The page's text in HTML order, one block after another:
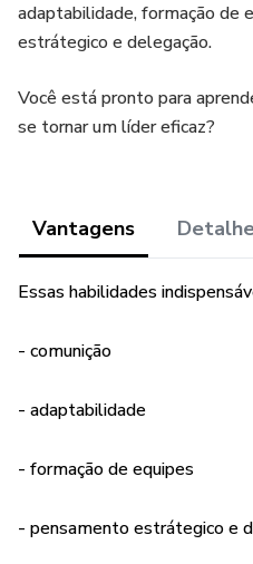
adaptabilidade, formação de
estrátegico e delegação.
Você está pronto para
se tornar um líder eficaz?
Vantagens
Essas habilidades
- comunição
- adaptabilidade
- formação de equipes
- pensamento estrátegico e